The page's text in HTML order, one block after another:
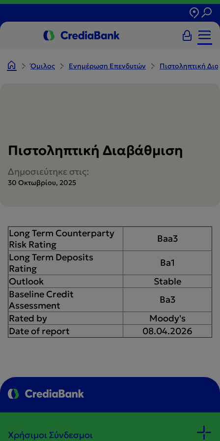
Όμιλος Ενημέρωση Επενδυτών Πιστοληπτική
Πιστοληπτική Διαβάθμιση
Δημοσιεύτηκε στις:
30 Οκτωβρίου, 2025
Long Term Counterparty
Risk Rating
Baa3
Long Term Deposits
Rating
Ba1
Outlook
Stable
Baseline Credit
Assessment
Ba3
Rated by
Moody's
Date of report
08.04.2026
Χρήσιμοι Σύνδεσμοι